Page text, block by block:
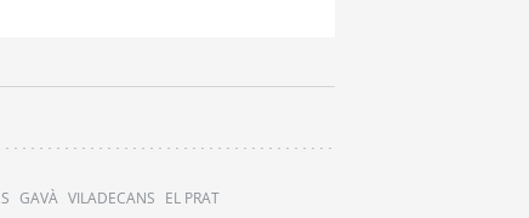
GAVÀ VILADECANS EL PRAT